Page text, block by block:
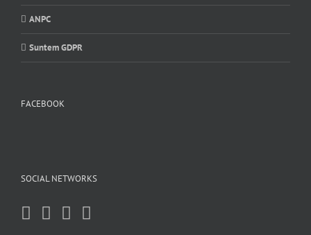
ANPC
Suntem GDPR
FACEBOOK
SOCIAL NETWORKS